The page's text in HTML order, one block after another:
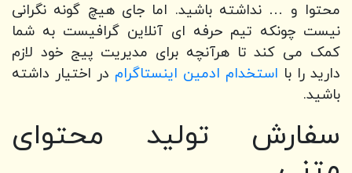
محتوا و … نداشته باشید. اما جای هیچ گونه نگرانی
نیست چونکه تیم حرفه ای آنلاین گرافیست به شما
کمک می کند تا هرآنچه برای مدیریت پیج خود لازم
دارید را با استخدام ادمین اینستاگرام در اختیار داشته
باشید.
سفارش تولید محتوای